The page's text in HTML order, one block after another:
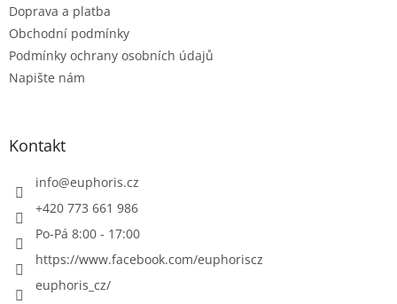
Doprava a platba
Obchodní podmínky
Podmínky ochrany osobních údajů
Napište nám
Kontakt
info@euphoris.cz
+420 773 661 986
Po-Pá 8:00 - 17:00
https://www.facebook.com/euphoriscz
euphoris_cz/